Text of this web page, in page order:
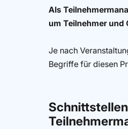
Als
um Teilnehmer und
Je nach
Begriffe für diesen